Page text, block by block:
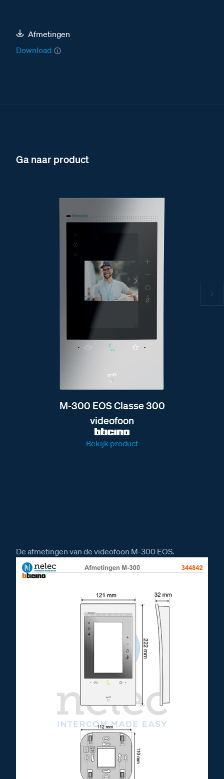
Afmetingen
Download
Ga naar product
M-300 EOS Classe 300
videofoon
Bekijk product
De afmetingen van de videofoon M-300 EOS.